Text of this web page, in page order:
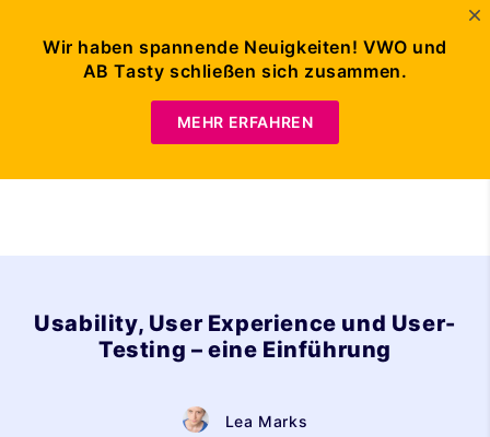
Usability, User Experience und User-
Testing – eine Einführung
Lea Marks
Wir haben spannende Neuigkeiten! VWO und
AB Tasty schließen sich zusammen.
MEHR ERFAHREN